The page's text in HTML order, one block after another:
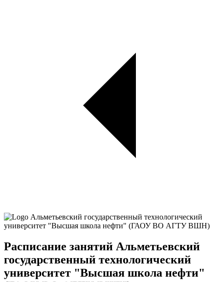
Расписание занятий Альметьевский
государственный технологический
университет "Высшая школа нефти"